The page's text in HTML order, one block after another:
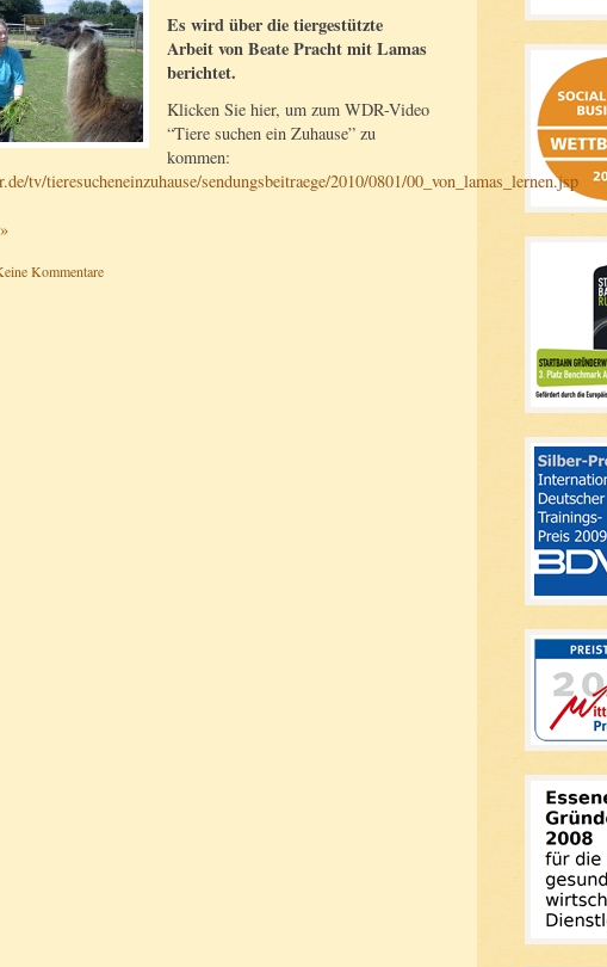
Es wird über die tiergestützte
Arbeit von Beate Pracht mit Lamas
berichtet.
Klicken Sie hier, um zum WDR-Video
“Tiere suchen ein Zuhause” zu
kommen:
tv/tieresucheneinzuhause/sendungsbeitraege/2010/0801/00_von_lamas_lernen.jsp
Kommentare